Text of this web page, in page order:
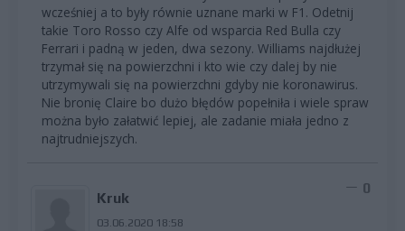
wcześniej a to były równie uznane marki w F1. Odetnij
takie Toro Rosso czy Alfe od wsparcia Red Bulla czy
Ferrari i padną w jeden, dwa sezony. Williams najdłużej
trzymał się na powierzchni i kto wie czy dalej by nie
utrzymywali się na powierzchni gdyby nie koronawirus.
Nie bronię Claire bo dużo błędów popełniła i wiele spraw
można było załatwić lepiej, ale zadanie miała jedno z
najtrudniejszych.
Kruk
03.06.2020 18:58
0